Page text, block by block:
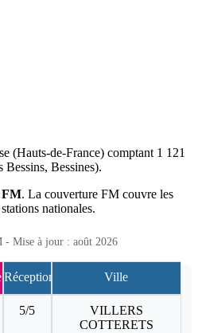
(Hauts-de-France) comptant 1 121
Bessins, Bessines).
FM. La couverture FM couvre les
nationales.
- Mise à jour : août 2026
Réception Ville
5/5
VILLERS
COTTERETS